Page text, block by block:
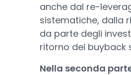
anche dal re-
sistematiche, dalla
da parte degli
ritorno dei buyback
Nella seconda